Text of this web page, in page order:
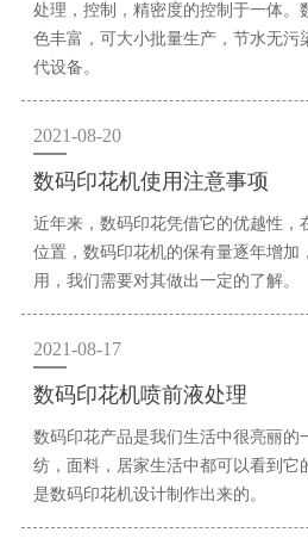
处理，控制，精密度的控制于一体。
色丰富，可大小批量生产，节水无污
代设备。
2021-08-20
数码印花机使用注意事项
近年来，数码印花凭借它的优越性，
位置，数码印花机的保有量逐年增加
用，我们需要对其做出一定的了解。
2021-08-17
数码印花机喷前液处理
数码印花产品是我们生活中很亮丽的
纺，面料，居家生活中都可以看到它
是数码印花机设计制作出来的。